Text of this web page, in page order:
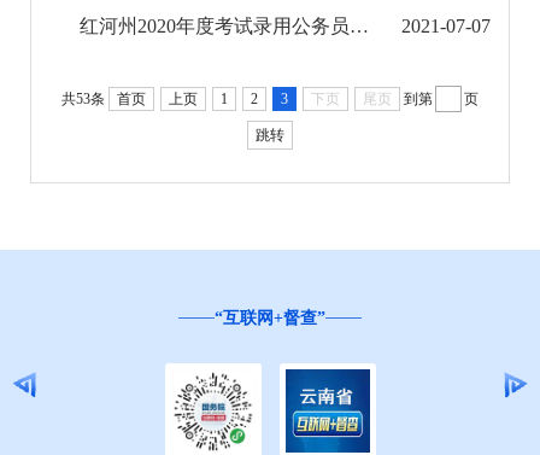
科技管理和项目经费信息公开
文化机构信息公开
旅游市场秩序和服务质量信息公开
乡村振兴工作信息公开
就业创业信息公开
公务员管理信息公开
推进户籍和出入境管理服务公开
红河州2020年度考试录用公务员拟录用人员公示 2021-07-07
共53条 首页 上页 1 2 3 下页 尾页 到第 页
跳转
“互联网+督查”